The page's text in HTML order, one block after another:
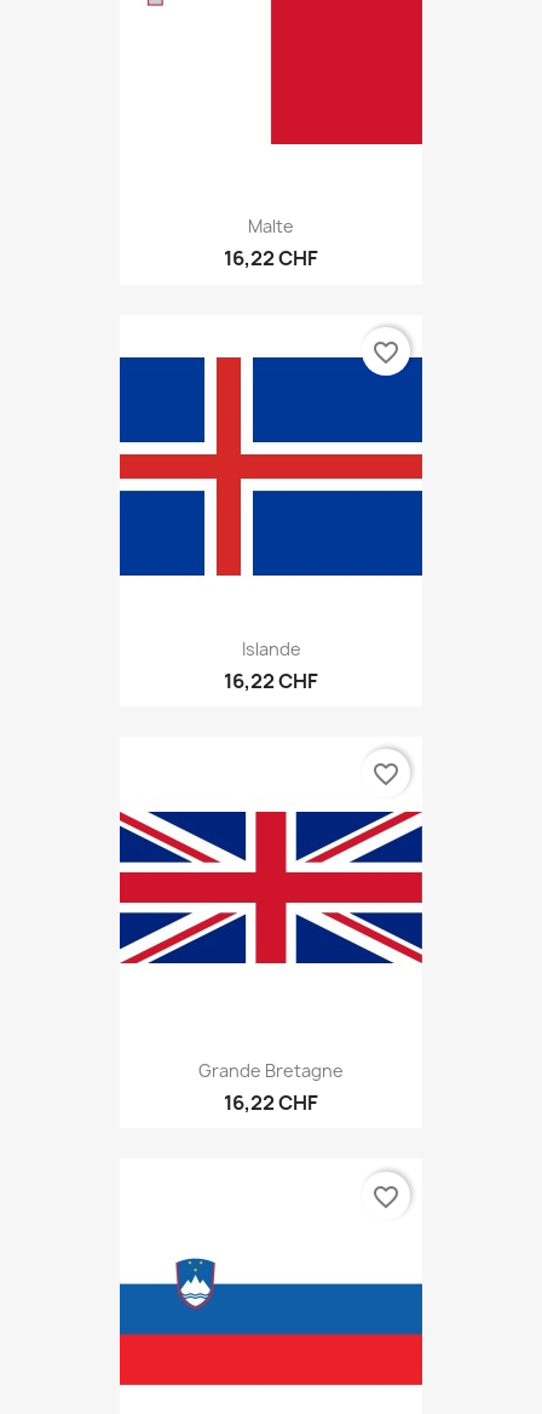
Malte
16,22 CHF
Islande
16,22 CHF
favorite_border
Grande Bretagne
16,22 CHF
favorite_border
favorite_border